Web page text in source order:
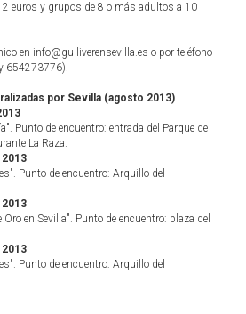
euros y grupos de 8 o más adultos a 10
en info@gulliverensevilla.es o por teléfono
654273776).
por Sevilla (agosto 2013)
Punto de encuentro: entrada del Parque de
La Raza.
Punto de encuentro: Arquillo del
en Sevilla". Punto de encuentro: plaza del
Punto de encuentro: Arquillo del